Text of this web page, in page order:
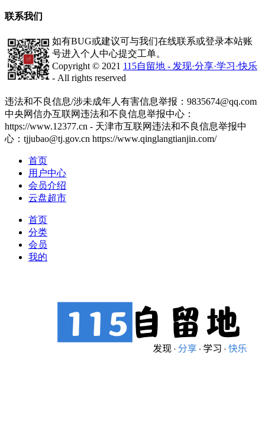
联系我们
如有BUG或建议可与我们在线联系或登录本站账
号进入个人中心提交工单。
Copyright © 2021 115自留地 - 发现·分享·学习·快乐
- All rights reserved
违法和不良信息/涉未成年人有害信息举报：9835674@qq.com
中央网信办互联网违法和不良信息举报中心：
https://www.12377.cn - 天津市互联网违法和不良信息举报中
心：tjjubao@tj.gov.cn https://www.qinglangtianjin.com/
首页
用户中心
会员介绍
云盘超市
首页
分类
会员
我的